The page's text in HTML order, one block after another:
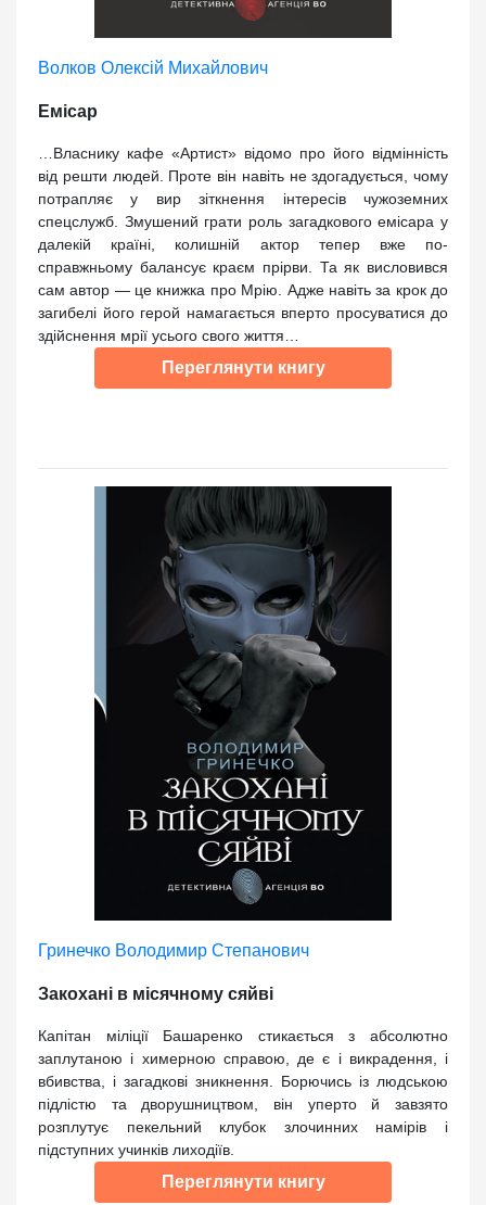
Волков Олексій Михайлович
Емісар
…Власнику кафе «Артист» відомо про його відмінність
від решти людей. Проте він навіть не здогадується, чому
потрапляє у вир зіткнення інтересів чужоземних
спецслужб. Змушений грати роль загадкового емісара у
далекій країні, колишній актор тепер вже по-
справжньому балансує краєм прірви. Та як висловився
сам автор — це книжка про Мрію. Адже навіть за крок до
загибелі його герой намагається вперто просуватися до
здійснення мрії усього свого життя…
Переглянути книгу
Гринечко Володимир Степанович
Закохані в місячному сяйві
Капітан міліції Башаренко стикається з абсолютно
заплутаною і химерною справою, де є і викрадення, і
вбивства, і загадкові зникнення. Борючись із людською
підлістю та дворушництвом, він уперто й завзято
розплутує пекельний клубок злочинних намірів і
підступних учинків лиходіїв.
Переглянути книгу